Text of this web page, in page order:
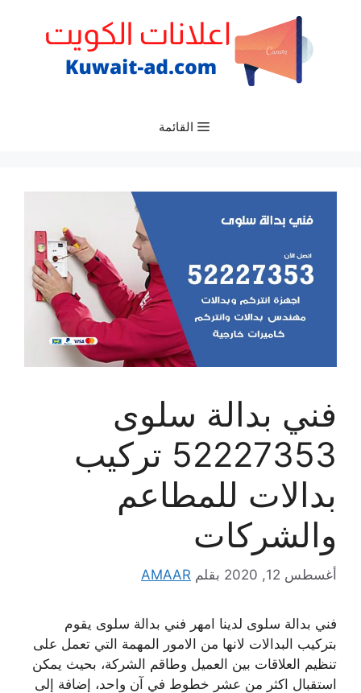
القائمة
فني بدالة سلوى
52227353 تركيب
بدالات للمطاعم
والشركات
أغسطس 12, 2020 بقلم AMAAR
فني بدالة سلوى لدينا امهر فني بدالة سلوى يقوم
بتركيب البدالات لانها من الامور المهمة التي تعمل على
تنظيم العلاقات بين العميل وطاقم الشركة، بحيث يمكن
استقبال اكثر من عشر خطوط في آن واحد، إضافة إلى